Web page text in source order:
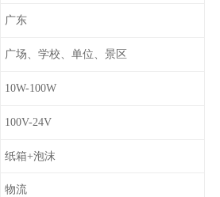
广东
广场、学校、单位、景区
10W-100W
100V-24V
纸箱+泡沫
物流